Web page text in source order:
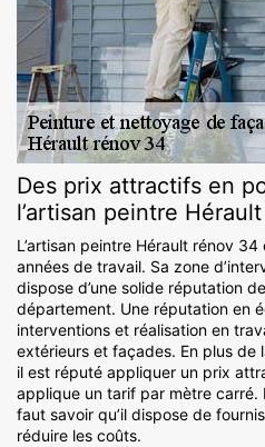
Des prix attractifs en
l’artisan peintre
L’artisan peintre Hérault rénov
années de travail. Sa zone
dispose d’une solide réputation
département. Une réputation en
interventions et réalisation en
extérieurs et façades. En plus de
il est réputé appliquer un prix
applique un tarif par mètre carré.
faut savoir qu’il dispose de
réduire les coûts.